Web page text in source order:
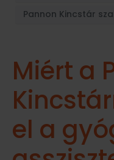
Pannon Kincstár
Miért a
el a